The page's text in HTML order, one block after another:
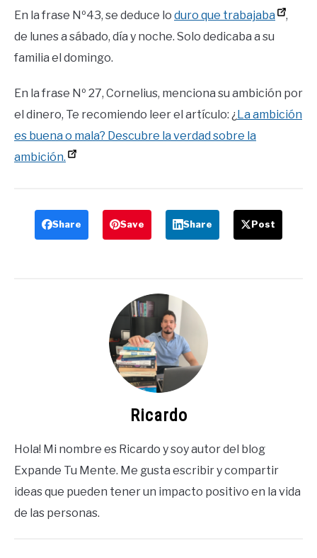
En la frase Nº43, se deduce lo duro que trabajaba
,
de lunes a sábado, día y noche. Solo dedicaba a su
familia el domingo.
En la frase Nº 27, Cornelius, menciona su ambición por
el dinero, Te recomiendo leer el artículo: ¿ La ambición
es buena o mala? Descubre la verdad sobre la
ambición.
Share Save Share Post
Ricardo
Hola! Mi nombre es Ricardo y soy autor del blog
Expande Tu Mente. Me gusta escribir y compartir
ideas que pueden tener un impacto positivo en la vida
de las personas.